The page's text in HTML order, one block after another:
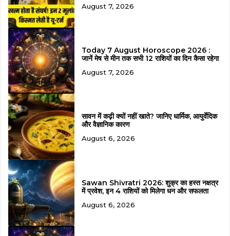
August 7, 2026
Today 7 August Horoscope 2026 :
जानें मेष से मीन तक सभी 12 राशियों का दिन कैसा रहेगा
August 7, 2026
सावन में कढ़ी क्यों नहीं खाते? जानिए धार्मिक, आयुर्वेदिक
और वैज्ञानिक कारण
August 6, 2026
Sawan Shivratri 2026: शुक्र का हस्त नक्षत्र
में प्रवेश, इन 4 राशियों को मिलेगा धन और सफलता
August 6, 2026